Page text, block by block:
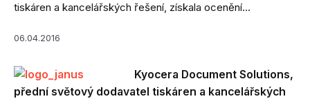
tiskáren a kancelářských řešení, získala ocenění...
06.04.2016
Kyocera Document Solutions,
přední světový dodavatel tiskáren a kancelářských